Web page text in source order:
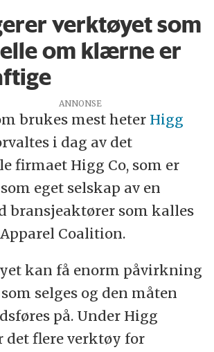
verktøyet som
om klærne er
brukes mest heter Higg
i dag av det
firmaet Higg Co, som er
eget selskap av en
bransjeaktører som kalles
Coalition.
kan få enorm påvirkning
selges og den måten
på. Under Higg
det flere verktøy for